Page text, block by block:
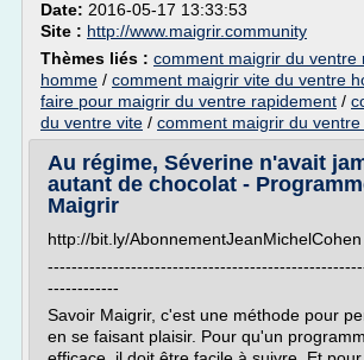
Date: 2016-05-17 13:33:53
Site : http://www.maigrir.community
Thèmes liés : comment maigrir du ventre
homme / comment maigrir vite du ventre
faire pour maigrir du ventre rapidement /
du ventre vite / comment maigrir du
Au régime, Séverine n'avait
autant de chocolat -
Maigrir
http://bit.ly/AbonnementJeanMichelCohen
------------
Savoir Maigrir, c'est une méthode pour
en se faisant plaisir. Pour qu'un